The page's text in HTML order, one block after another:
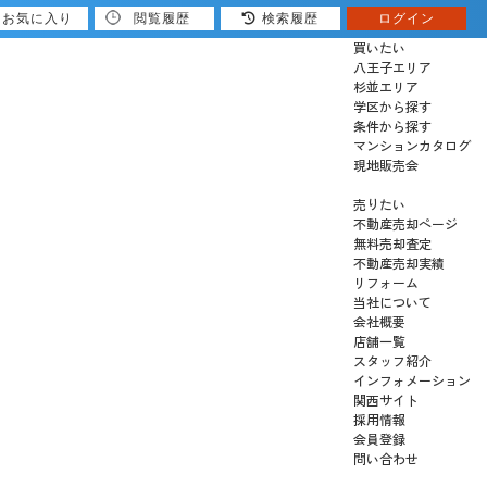
買いたい
八王子エリア
杉並エリア
学区から探す
条件から探す
マンションカタログ
現地販売会
売りたい
不動産売却ページ
無料売却査定
不動産売却実績
リフォーム
当社について
会社概要
店舗一覧
スタッフ紹介
インフォメーション
関西サイト
採用情報
会員登録
問い合わせ
お気に入り 閲覧履歴 検索履歴 ログイン